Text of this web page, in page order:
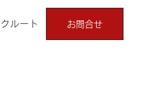
クルート お問合せ